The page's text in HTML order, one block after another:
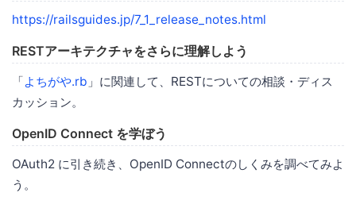
https://railsguides.jp/7_1_release_notes.html
RESTアーキテクチャをさらに理解しよう
「よちがや.rb 」に関連して、RESTについての相談・ディス
カッション。
OpenID Connect を学ぼう
OAuth2 に引き続き、OpenID Connectのしくみを調べてみよ
う。